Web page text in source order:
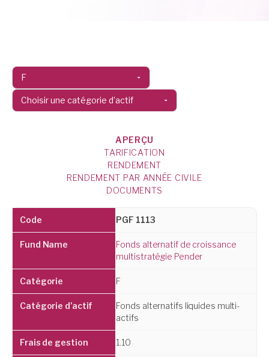
APERÇU
TARIFICATION
RENDEMENT
RENDEMENT PAR ANNÉE CIVILE
DOCUMENTS
PGF 1113
Fonds alternatif de croissance
multistratégie Pender
F
Fonds alternatifs liquides multi-
actifs
1.10